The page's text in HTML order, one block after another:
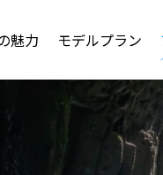
魅力 モデルプラン